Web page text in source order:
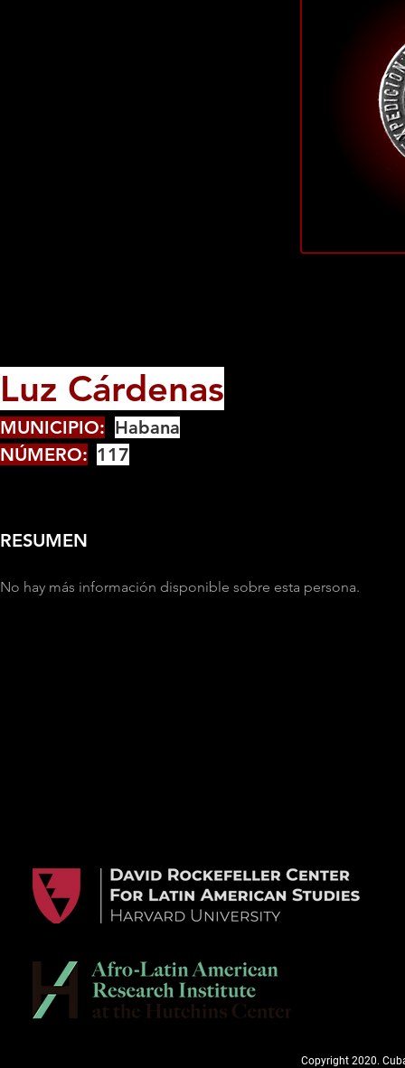
Luz Cárdenas
MUNICIPIO: Habana
NÚMERO: 117
RESUMEN
No hay más información disponible sobre esta persona.
Copyright 2020.